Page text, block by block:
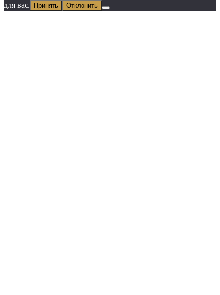
для вас.
Принять Отклонить